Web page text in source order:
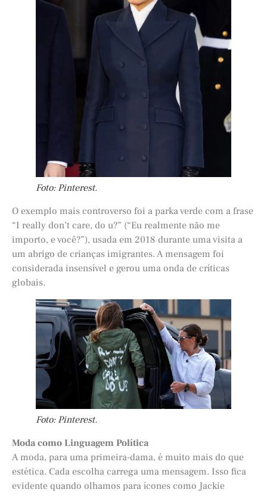
Foto: Pinterest.
O exemplo mais controverso foi a parka verde com a frase
“I really don’t care, do u?” (“Eu realmente não me
importo, e você?”), usada em 2018 durante uma visita a
um abrigo de crianças imigrantes. A mensagem foi
considerada insensível e gerou uma onda de críticas
globais.
Foto: Pinterest.
Moda como Linguagem Política
A moda, para uma primeira-dama, é muito mais do que
estética. Cada escolha carrega uma mensagem. Isso fica
evidente quando olhamos para ícones como Jackie